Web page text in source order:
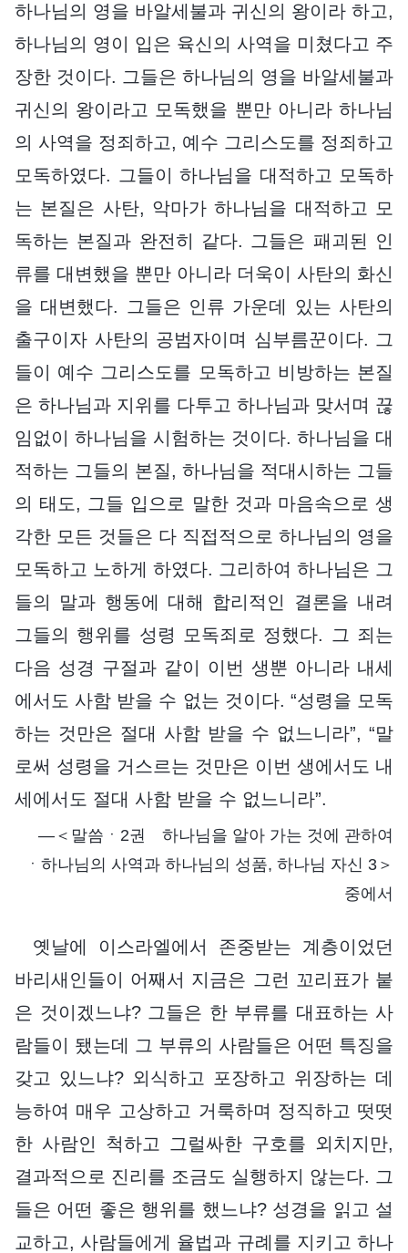
하나님의 영을 바알세불과 귀신의 왕이라 하고,
하나님의 영이 입은 육신의 사역을 미쳤다고 주
장한 것이다. 그들은 하나님의 영을 바알세불과
귀신의 왕이라고 모독했을 뿐만 아니라 하나님
의 사역을 정죄하고, 예수 그리스도를 정죄하고
모독하였다. 그들이 하나님을 대적하고 모독하
는 본질은 사탄, 악마가 하나님을 대적하고 모
독하는 본질과 완전히 같다. 그들은 패괴된 인
류를 대변했을 뿐만 아니라 더욱이 사탄의 화신
을 대변했다. 그들은 인류 가운데 있는 사탄의
출구이자 사탄의 공범자이며 심부름꾼이다. 그
들이 예수 그리스도를 모독하고 비방하는 본질
은 하나님과 지위를 다투고 하나님과 맞서며 끊
임없이 하나님을 시험하는 것이다. 하나님을 대
적하는 그들의 본질, 하나님을 적대시하는 그들
의 태도, 그들 입으로 말한 것과 마음속으로 생
각한 모든 것들은 다 직접적으로 하나님의 영을
모독하고 노하게 하였다. 그리하여 하나님은 그
들의 말과 행동에 대해 합리적인 결론을 내려
그들의 행위를 성령 모독죄로 정했다. 그 죄는
다음 성경 구절과 같이 이번 생뿐 아니라 내세
에서도 사함 받을 수 없는 것이다. “성령을 모독
하는 것만은 절대 사함 받을 수 없느니라”, “말
로써 성령을 거스르는 것만은 이번 생에서도 내
세에서도 절대 사함 받을 수 없느니라”.
―＜말씀ㆍ2권 하나님을 알아 가는 것에 관하여
ㆍ하나님의 사역과 하나님의 성품, 하나님 자신 3＞
중에서
옛날에 이스라엘에서 존중받는 계층이었던
바리새인들이 어째서 지금은 그런 꼬리표가 붙
은 것이겠느냐? 그들은 한 부류를 대표하는 사
람들이 됐는데 그 부류의 사람들은 어떤 특징을
갖고 있느냐? 외식하고 포장하고 위장하는 데
능하여 매우 고상하고 거룩하며 정직하고 떳떳
한 사람인 척하고 그럴싸한 구호를 외치지만,
결과적으로 진리를 조금도 실행하지 않는다. 그
들은 어떤 좋은 행위를 했느냐? 성경을 읽고 설
교하고, 사람들에게 율법과 규례를 지키고 하나